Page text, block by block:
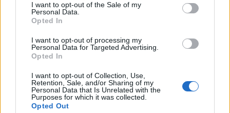
I want to opt-out of the Sale of my
Personal Data.
Opted In
I want to opt-out of processing my
Personal Data for Targeted Advertising.
Opted In
I want to opt-out of Collection, Use,
Retention, Sale, and/or Sharing of my
Personal Data that Is Unrelated with the
Purposes for which it was collected.
Opted Out
Apple e i suoi team: nuove forme di solidarietà in
tutto il mondo
straordinari a sostenere organizzazioni locali e cause globali nelle
comunità di tutto il mondo. Da gennaio, Maranda Barhorst, una
dipendente Apple Store, presta volontariato da remoto: legge